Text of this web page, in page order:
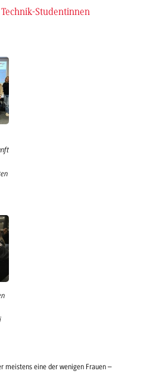
Studentinnen
meistens eine der wenigen Frauen –